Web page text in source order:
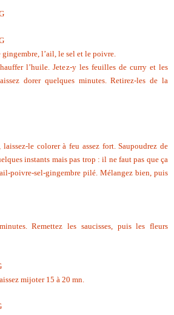
l’ail, le sel et le poivre.
l’huile. Jetez-y les feuilles de curry et les
dorer quelques minutes. Retirez-les de la
le colorer à feu assez fort. Saupoudrez de
instants mais pas trop : il ne faut pas que ça
poivre-sel-gingembre pilé. Mélangez bien, puis
Remettez les saucisses, puis les fleurs
mijoter 15 à 20 mn.